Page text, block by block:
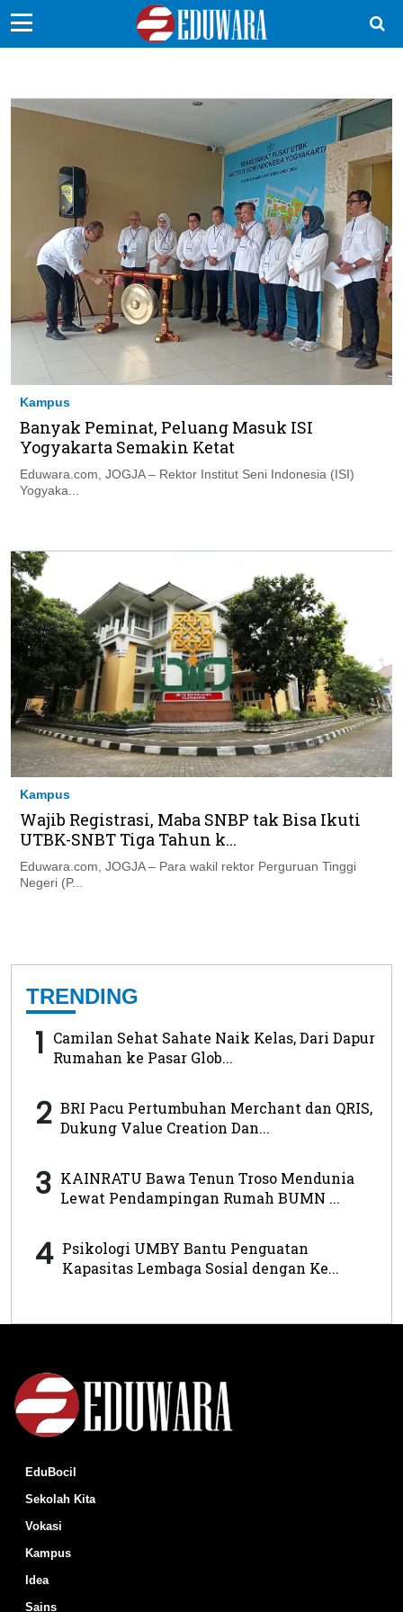
Sekolah Kita
Kampus
Sains
EduDana
Ikuti Kami di:
Kampus
Banyak Peminat, Peluang Masuk ISI
Yogyakarta Semakin Ketat
Eduwara.com, JOGJA – Rektor Institut Seni Indonesia (ISI)
Yogyaka...
Kampus
Wajib Registrasi, Maba SNBP tak Bisa Ikuti
UTBK-SNBT Tiga Tahun k...
Eduwara.com, JOGJA – Para wakil rektor Perguruan Tinggi
Negeri (P...
TRENDING
1 Camilan Sehat Sahate Naik Kelas, Dari Dapur
Rumahan ke Pasar Glob...
2 BRI Pacu Pertumbuhan Merchant dan QRIS,
Dukung Value Creation Dan...
3 KAINRATU Bawa Tenun Troso Mendunia
Lewat Pendampingan Rumah BUMN ...
4 Psikologi UMBY Bantu Penguatan
Kapasitas Lembaga Sosial dengan Ke...
EduBocil
Sekolah Kita
Vokasi
Kampus
Idea
Sains